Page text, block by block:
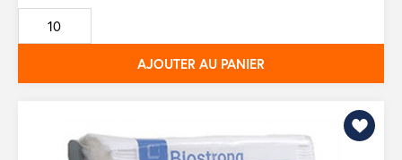
de
base
AJOUTER AU PANIER